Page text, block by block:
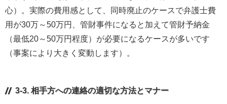
心）。実際の費用感として、同時廃止のケースで弁護士費
用が30万～50万円、管財事件になると加えて管財予納金
（最低20～50万円程度）が必要になるケースが多いです
（事案により大きく変動します）。
3-3. 相手方への連絡の適切な方法とマナー